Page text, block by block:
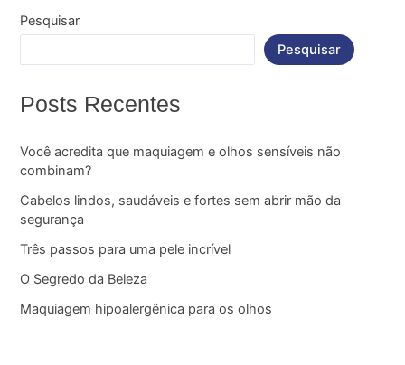
Pesquisar
Pesquisar
Posts Recentes
Você acredita que maquiagem e olhos sensíveis não
combinam?
Cabelos lindos, saudáveis e fortes sem abrir mão da
segurança
Três passos para uma pele incrível
O Segredo da Beleza
Maquiagem hipoalergênica para os olhos